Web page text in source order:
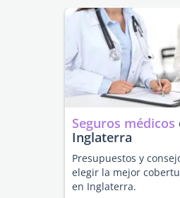
Seguros médicos
Inglaterra
Presupuestos y
elegir la mejor
en Inglaterra.